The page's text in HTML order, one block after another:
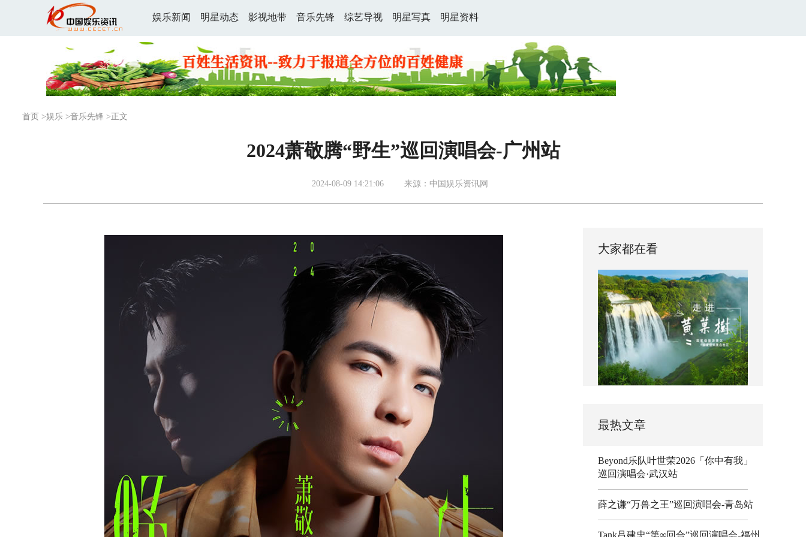
娱乐新闻 明星动态 影视地带 音乐先锋 综艺导视 明星写真 明星资料
首页 >娱乐 >音乐先锋 >正文
2024萧敬腾“野生”巡回演唱会-广州站
2024-08-09 14:21:06 来源：中国娱乐资讯网
大家都在看
最热文章
Beyond乐队叶世荣2026「你中有我」
巡回演唱会·武汉站
薛之谦“万兽之王”巡回演唱会-青岛站
Tank吕建忠“第∞回合”巡回演唱会-福州